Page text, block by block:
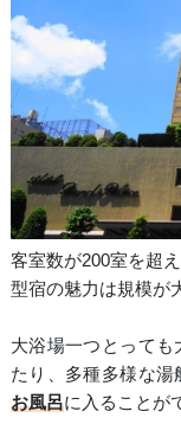
客室数が200室を超
型宿の魅力は規模が
大浴場一つとって
たり、多種多様な
お風呂に入ることが